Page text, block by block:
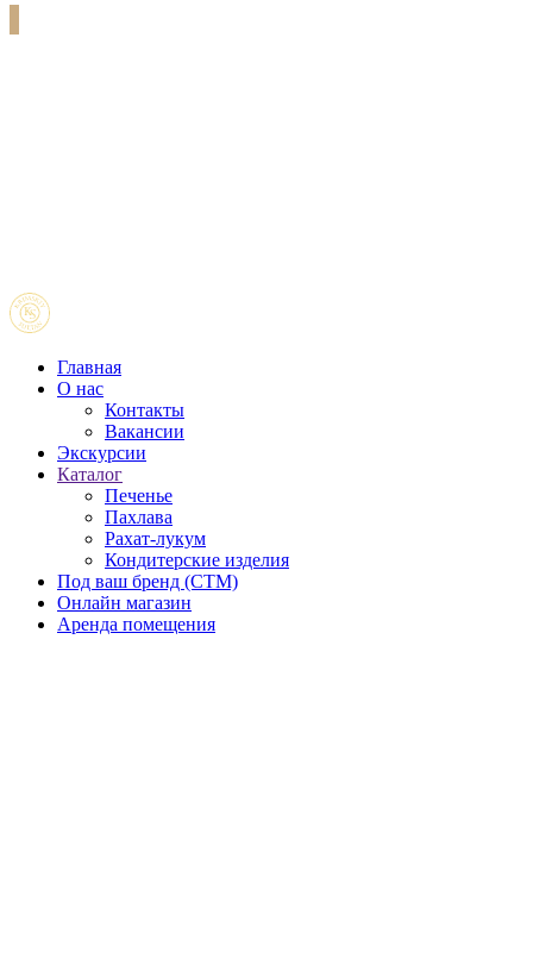
Главная
О нас
Контакты
Вакансии
Экскурсии
Каталог
Печенье
Пахлава
Рахат-лукум
Кондитерские изделия
Под ваш бренд (CTM)
Онлайн магазин
Аренда помещения